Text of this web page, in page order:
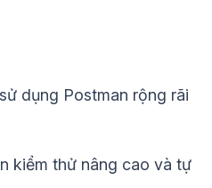
dụng Postman rộng rãi
kiểm thử nâng cao và tự